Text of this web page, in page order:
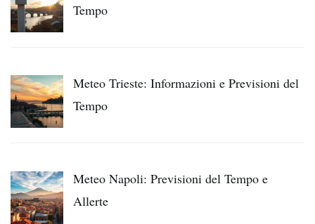
Tempo
Meteo Trieste: Informazioni e Previsioni del
Tempo
Meteo Napoli: Previsioni del Tempo e
Allerte